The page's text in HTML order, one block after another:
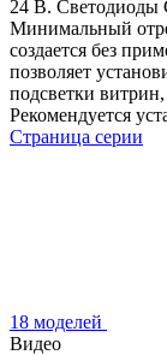
24 В. Светодиоды
Минимальный
создается без
позволяет
подсветки
Рекомендуется
Страница серии
18 моделей
Видео